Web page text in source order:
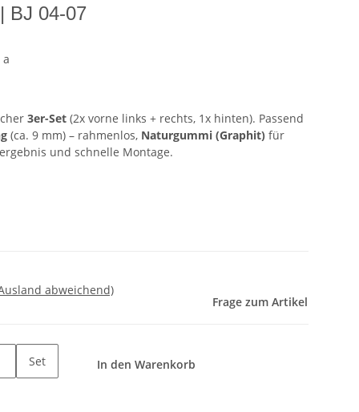
BJ 04-07
a
3er-Set (2x vorne links + rechts, 1x hinten). Passend
(ca. 9 mm) – rahmenlos, Naturgummi (Graphit) für
und schnelle Montage.
abweichend)
Frage zum Artikel
Set In den Warenkorb